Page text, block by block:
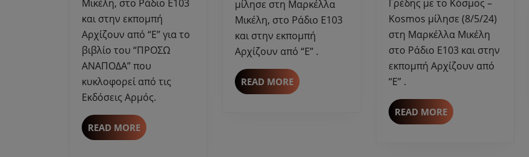
το
του
ΑΝΑΠΟΔΑ”
Μικέλη, στο Ράδιο Ε103
και στην εκπομπή
Αρχίζουν από “Ε” για το
βιβλίο του “ΠΡΟΣΩ
ΑΝΑΠΟΔΑ” που
κυκλοφορεί από τις
Εκδόσεις Αρμός.
READ MOREREAD
MORE
Μαρκέλλα
Μικέλη
μίλησε στη Μαρκέλλα
Μικέλη, στο Ράδιο Ε103
και στην εκπομπή
Αρχίζουν από “Ε” .
READ MOREREAD
MORE
–
Kosmos
μίλησε
στη
Μαρκέλλα
Ράδιο
Ε103
Γρέδης με το Κόσμος –
Kosmos μίλησε (8/5/24)
στη Μαρκέλλα Μικέλη
στο Ράδιο Ε103 και στην
εκπομπή Αρχίζουν από
“Ε” .
READ MOREREAD
MORE